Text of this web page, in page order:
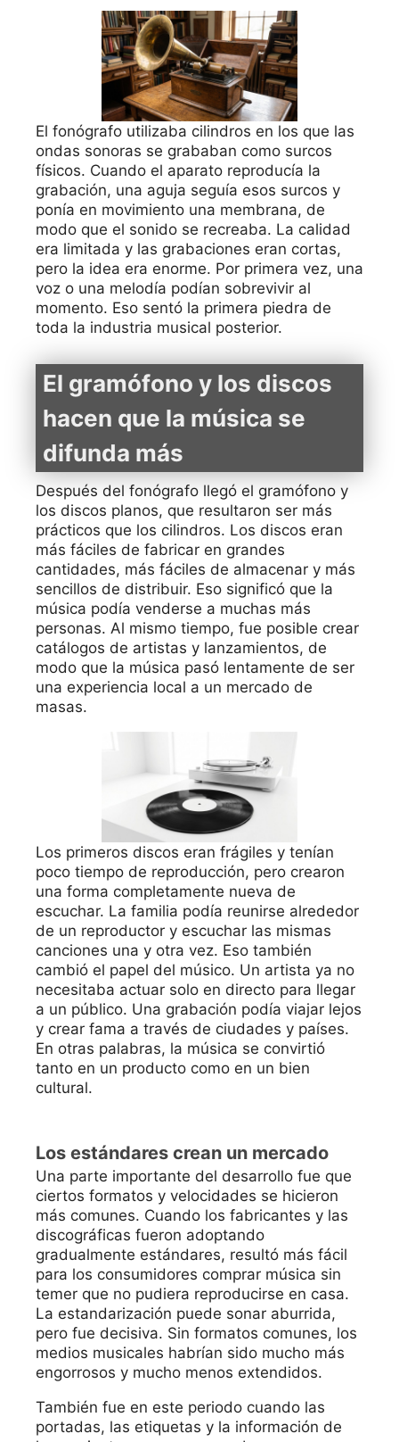
El fonógrafo utilizaba cilindros en los que las
ondas sonoras se grababan como surcos
físicos. Cuando el aparato reproducía la
grabación, una aguja seguía esos surcos y
ponía en movimiento una membrana, de
modo que el sonido se recreaba. La calidad
era limitada y las grabaciones eran cortas,
pero la idea era enorme. Por primera vez, una
voz o una melodía podían sobrevivir al
momento. Eso sentó la primera piedra de
toda la industria musical posterior.
El gramófono y los discos
hacen que la música se
difunda más
Después del fonógrafo llegó el gramófono y
los discos planos, que resultaron ser más
prácticos que los cilindros. Los discos eran
más fáciles de fabricar en grandes
cantidades, más fáciles de almacenar y más
sencillos de distribuir. Eso significó que la
música podía venderse a muchas más
personas. Al mismo tiempo, fue posible crear
catálogos de artistas y lanzamientos, de
modo que la música pasó lentamente de ser
una experiencia local a un mercado de
masas.
Los primeros discos eran frágiles y tenían
poco tiempo de reproducción, pero crearon
una forma completamente nueva de
escuchar. La familia podía reunirse alrededor
de un reproductor y escuchar las mismas
canciones una y otra vez. Eso también
cambió el papel del músico. Un artista ya no
necesitaba actuar solo en directo para llegar
a un público. Una grabación podía viajar lejos
y crear fama a través de ciudades y países.
En otras palabras, la música se convirtió
tanto en un producto como en un bien
cultural.
Los estándares crean un mercado
Una parte importante del desarrollo fue que
ciertos formatos y velocidades se hicieron
más comunes. Cuando los fabricantes y las
discográficas fueron adoptando
gradualmente estándares, resultó más fácil
para los consumidores comprar música sin
temer que no pudiera reproducirse en casa.
La estandarización puede sonar aburrida,
pero fue decisiva. Sin formatos comunes, los
medios musicales habrían sido mucho más
engorrosos y mucho menos extendidos.
También fue en este periodo cuando las
portadas, las etiquetas y la información de